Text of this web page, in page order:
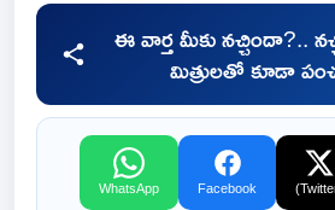
ఈ వార్త మీకు నచ్చిందా?..
మిత్రులతో కూడా
WhatsApp Facebook